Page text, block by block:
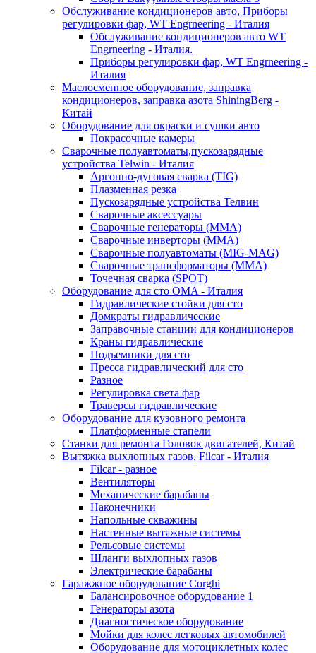
Обслуживание кондиционеров авто, Приборы
регулировки фар, WT Engrneering - Италия
Обслуживание кондиционеров авто WT
Engrneering - Италия.
Приборы регулировки фар, WT Engrneering -
Италия
Маслосменное оборудование, заправка
кондиционеров, заправка азота ShiningBerg -
Китай
Оборудование для окраски и сушки авто
Покрасочные камеры
Сварочные полуавтоматы,пускозарядные
устройства Telwin - Италия
Аргонно-дуговая сварка (TIG)
Плазменная резка
Пускозарядные устройства Телвин
Сварочные аксессуары
Сварочные генераторы (MMA)
Сварочные инверторы (MMA)
Сварочные полуавтоматы (MIG-MAG)
Сварочные трансформаторы (MMA)
Точечная сварка (SPOT)
Оборудование для сто OMA - Италия
Гидравлические стойки для сто
Домкраты гидравлические
Заправочные станции для кондиционеров
Краны гидравлические
Подъемники для сто
Пресса гидравлический для сто
Разное
Регулировка света фар
Траверсы гидравлические
Оборудование для кузовного ремонта
Платформенные стапели
Станки для ремонта Головок двигателей, Китай
Вытяжка выхлопных газов, Filcar - Италия
Filcar - разное
Вентиляторы
Механические барабаны
Наконечники
Напольные скважины
Настенные вытяжные системы
Рельсовые системы
Шланги выхлопных газов
Электрические барабаны
Гаражжное оборудование Corghi
Балансировочное оборудование 1
Генераторы азота
Диагностическое оборудование
Мойки для колес легковых автомобилей
Оборудование для мотоциклетных колес